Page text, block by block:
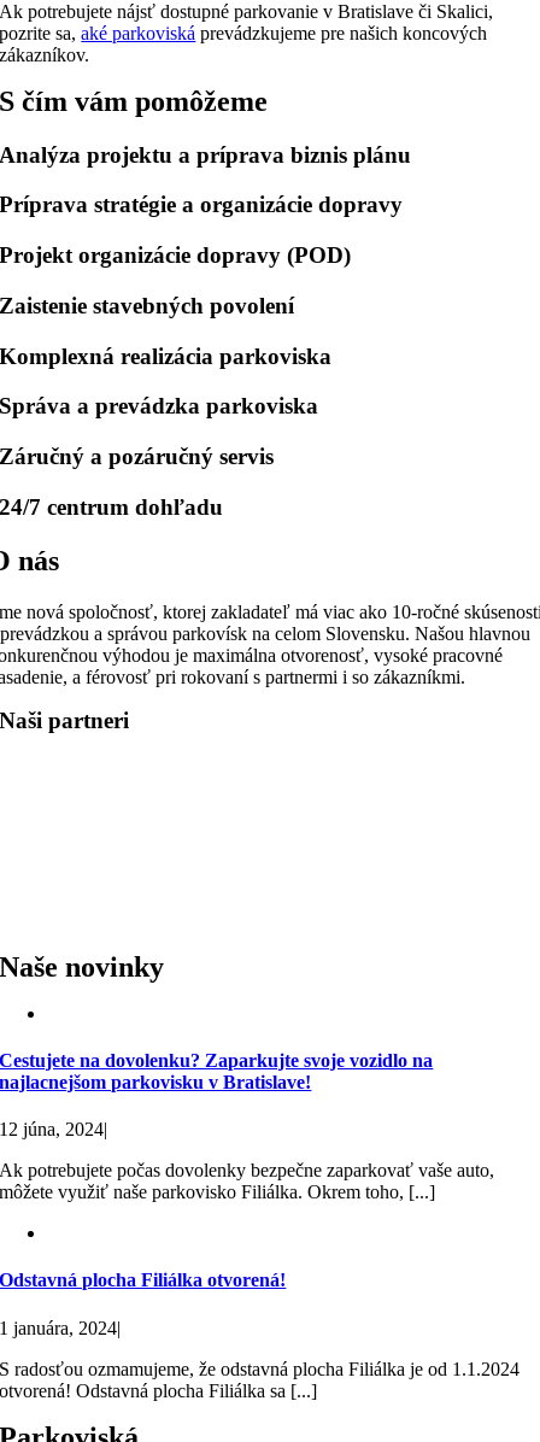
Ak potrebujete nájsť dostupné parkovanie v Bratislave či Skalici,
pozrite sa,aké parkoviská prevádzkujeme pre našich koncových
zákazníkov.
S čím vám pomôžeme
Analýza projektu a príprava biznis plánu
Príprava stratégie a organizácie dopravy
Projekt organizácie dopravy (POD)
Zaistenie stavebných povolení
Komplexná realizácia parkoviska
Správa a prevádzka parkoviska
Záručný a pozáručný servis
24/7 centrum dohľadu
nás
nová spoločnosť, ktorej zakladateľ má viac ako 10-ročné
a správou parkovísk na celom Slovensku. Našou hlavnou
výhodou je maximálna otvorenosť, vysoké pracovné
a férovosť pri rokovaní s partnermi i so zákazníkmi.
Naši partneri
Naše novinky
Cestujete na dovolenku? Zaparkujte svoje vozidlo na
najlacnejšom parkovisku v Bratislave!
12 júna, 2024|
Ak potrebujete počas dovolenky bezpečne zaparkovať vaše auto,
môžete využiť naše parkovisko Filiálka. Okrem toho, [...]
Odstavná plocha Filiálka otvorená!
1 januára, 2024|
S radosťou ozmamujeme, že odstavná plocha Filiálka je od 1.1.2024
otvorená! Odstavná plocha Filiálka sa [...]